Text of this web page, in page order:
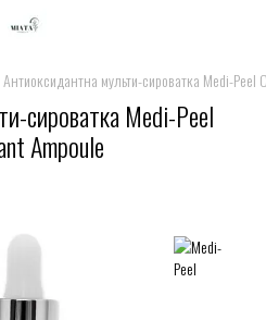
Антиоксидантна мульти-сироватка Medi-
сироватка Medi-Peel
Ampoule